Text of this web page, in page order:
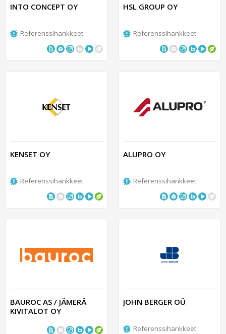
INTO CONCEPT OY
Referenssihankkeet
HSL GROUP OY
Referenssihankkeet
KENSET OY
Referenssihankkeet
ALUPRO OY
Referenssihankkeet
BAUROC AS / JÄMERÄ
KIVITALOT OY
JOHN BERGER OÜ
Referenssihankkeet